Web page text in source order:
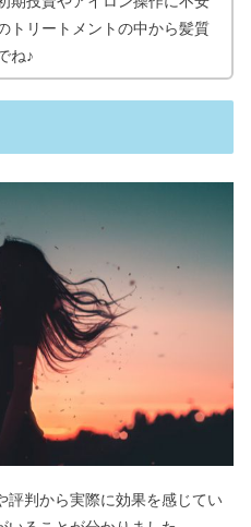
トリートメントの中から髪質
ね♪
評判から実際に効果を感じてい